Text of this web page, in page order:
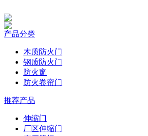
产品分类
木质防火门
钢质防火门
防火窗
防火卷帘门
推荐产品
伸缩门
厂区伸缩门